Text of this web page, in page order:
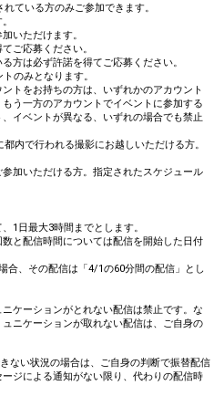
ている方のみご参加できます。
いただけます。
ご応募ください。
方は必ず許諾を得てご応募ください。
のみとなります。
トをお持ちの方は、いずれかのアカウント
う一方のアカウントでイベントに参加する
イベントが異なる、いずれの場合でも禁止
内で行われる撮影にお越しいただける方。
加いただける方。指定されたスケジュール
1日最大3時間までとします。
と配信時間については配信を開始した日付
合、その配信は「4/1の60分間の配信」とし
ケーションがとれない配信は禁止です。な
ニケーションが取れない配信は、ご自身の
ない状況の場合は、ご自身の判断で振替配信
ジによる通知がない限り、代わりの配信時